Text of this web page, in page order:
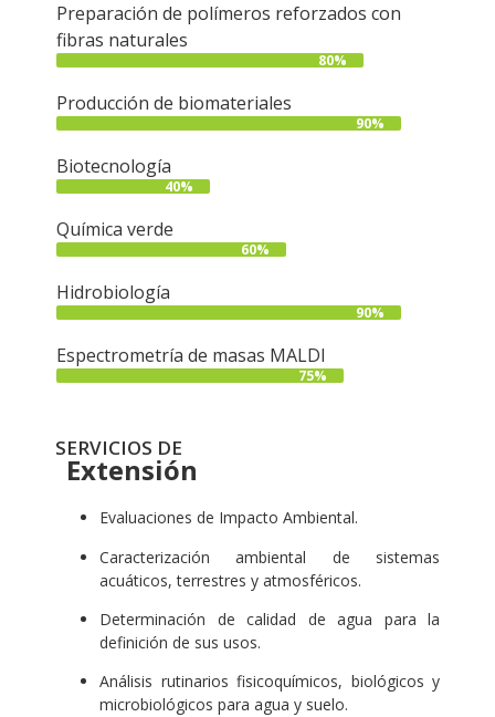
Preparación de polímeros reforzados con
fibras naturales
80%
Producción de biomateriales
90%
Biotecnología
40%
Química verde
60%
Hidrobiología
90%
Espectrometría de masas MALDI
75%
SERVICIOS DE
Extensión
Evaluaciones de Impacto Ambiental.
Caracterización ambiental de sistemas
acuáticos, terrestres y atmosféricos.
Determinación de calidad de agua para la
definición de sus usos.
Análisis rutinarios fisicoquímicos, biológicos y
microbiológicos para agua y suelo.